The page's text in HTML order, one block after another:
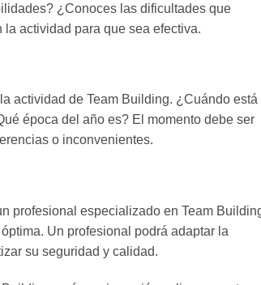
¿Conoces las dificultades que
actividad para que sea efectiva.
actividad de Team Building. ¿Cuándo está
época del año es? El momento debe ser
o inconvenientes.
profesional especializado en Team
Un profesional podrá adaptar la
su seguridad y calidad.